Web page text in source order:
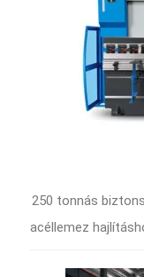
250 tonnás
acéllemez